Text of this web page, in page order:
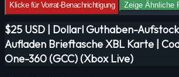
Klicke für Vorrat-Benachrichtigung Zeige Ähnliche
$25 USD | Dollarl Guthaben-
Aufladen Brieftasche XBL Karte |
One-360 (GCC) (Xbox Live)